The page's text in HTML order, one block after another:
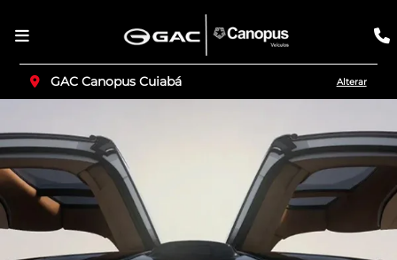
GAC Canopus Cuiabá Alterar